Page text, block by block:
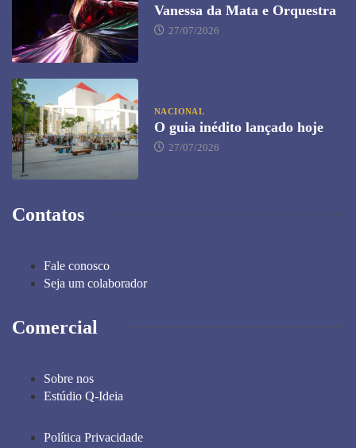
Vanessa da Mata e Orquestra
27/07/2026
NACIONAL
O guia inédito lançado hoje
27/07/2026
Contatos
Fale conosco
Seja um colaborador
Comercial
Sobre nos
Estúdio Q-Ideia
Política Privacidade